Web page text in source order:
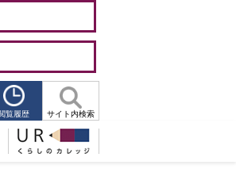
覧履歴 サイト内検索